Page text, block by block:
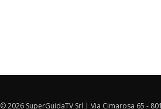
© 2026 SuperGuidaTV Srl | Via Cimarosa 65 -